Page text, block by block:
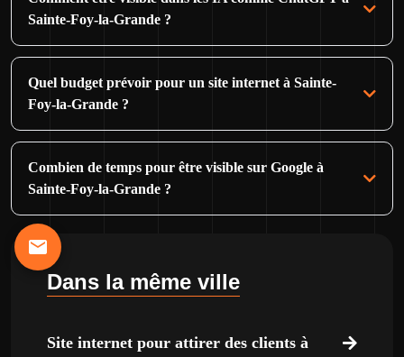
Sainte-Foy-la-Grande ?
Quel budget prévoir pour un site internet à Sainte-
Foy-la-Grande ?
Combien de temps pour être visible sur Google à
Sainte-Foy-la-Grande ?
Dans la même ville
Site internet pour attirer des clients à